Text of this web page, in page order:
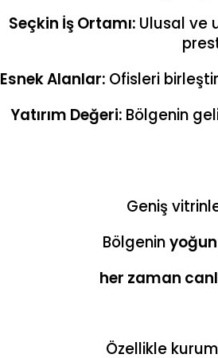
Seçkin İş Ortamı: Ulusal ve
Esnek Alanlar: Ofisleri
Yatırım Değeri: Bölgenin
Geniş
Bölgenin
her zaman
Özellikle